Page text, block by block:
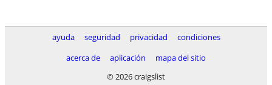
ayuda seguridad privacidad
condiciones
acerca de
aplicación
mapa del sitio
© 2026 craigslist